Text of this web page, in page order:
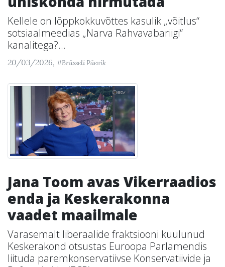
Kellele on lõppkokkuvõttes kasulik „võitlus“
sotsiaalmeedias „Narva Rahvavabariigi“
kanalitega?...
20/03/2026, #Brüsseli Päevik
Jana Toom avas Vikerraadios
enda ja Keskerakonna
vaadet maailmale
Varasemalt liberaalide fraktsiooni kuulunud
Keskerakond otsustas Euroopa Parlamendis
liituda paremkonservatiivse Konservatiivide ja